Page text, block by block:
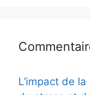
L’impact de